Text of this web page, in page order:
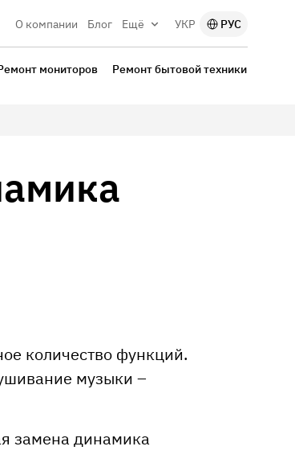
О компании Блог Ещё УКР РУС
мониторов Ремонт бытовой техники
количество функций.
музыки –
замена динамика